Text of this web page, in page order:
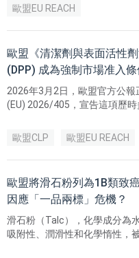
質對歐盟的年出口噸位是否達
歐盟EU REACH
歐盟《清潔劑與表面活性
(DPP) 成為強制市場准入
2026年3月2日，歐盟官方公報
(EU) 2026/405，宣告這項歷時
業近二十年來最重大的監管變革
歐盟CLP 歐盟EU REACH
歐盟將滑石粉列為1B類致
因應「一品兩標」危機？
滑石粉（Talc），化學成分為
吸附性、潤滑性和化學惰性，